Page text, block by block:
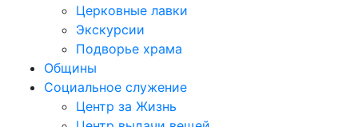
Церковные лавки
Экскурсии
Подворье храма
Общины
Социальное служение
Центр за Жизнь